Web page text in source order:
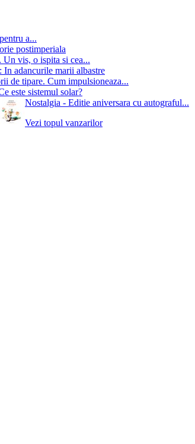
a...
postimperiala
vis, o ispita si cea...
In adancurile marii albastre
de tipare. Cum impulsioneaza...
este sistemul solar?
Nostalgia - Editie aniversara cu autograful...
Vezi topul vanzarilor